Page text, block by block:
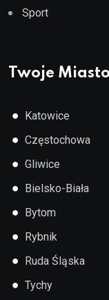
Sport
Twoje Miasto
● Katowice
● Częstochowa
● Gliwice
● Bielsko-Biała
● Bytom
● Rybnik
● Ruda Śląska
● Tychy